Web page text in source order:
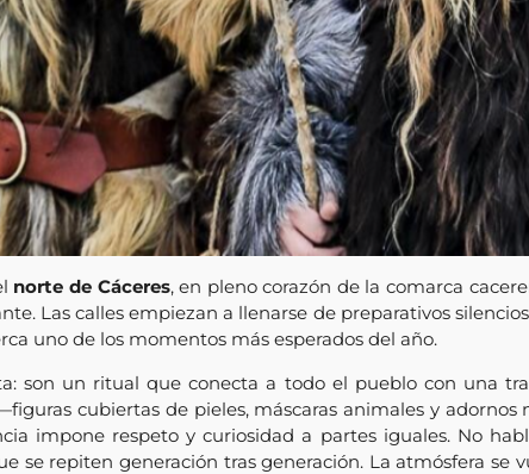
norte de Cáceres, en pleno corazón de la comarca
Las calles empiezan a llenarse de preparativos
uno de los momentos más esperados del año.
son un ritual que conecta a todo el pueblo con una
cubiertas de pieles, máscaras animales y
impone respeto y curiosidad a partes iguales. No
se repiten generación tras generación. La atmósfera se